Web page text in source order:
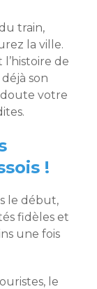
train,
la ville.
de
son
doute votre
!
le début,
fidèles et
une fois
le